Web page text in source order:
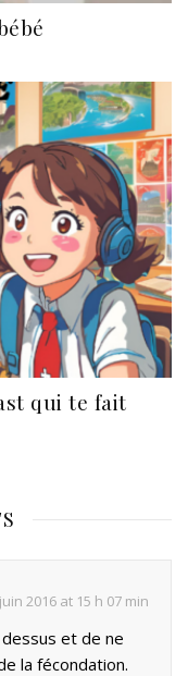
qui te fait
2016 at 15 h 07 min
et de ne
la fécondation.